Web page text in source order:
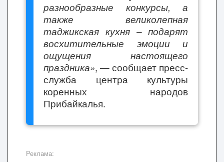
разнообразные конкурсы, а
также великолепная
таджикская кухня – подарят
восхитительные эмоции и
ощущения настоящего
праздника», — сообщает пресс-
служба центра культуры
коренных народов
Прибайкалья.
Реклама: